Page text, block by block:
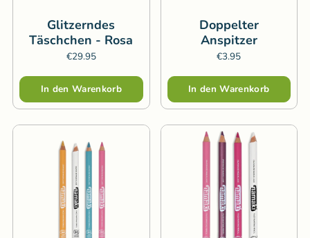
Glitzerndes
Täschchen - Rosa
€29.95
Menge
In den Warenkorb
Doppelter
Anspitzer
€3.95
Menge
In den Warenkorb